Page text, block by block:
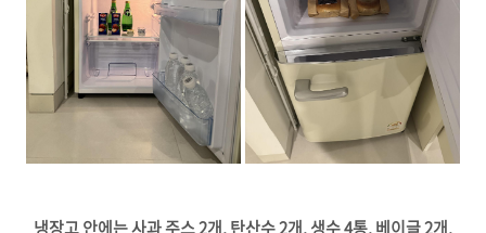
냉장고 안에는 사과 주스 2개, 탄산수 2개, 생수 4통, 베이글 2개,